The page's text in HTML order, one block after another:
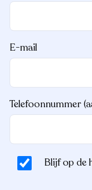
E-mail
Telefoonnummer
Blijf op de